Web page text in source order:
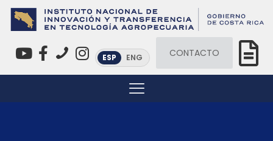
ESP ENG CONTACTO